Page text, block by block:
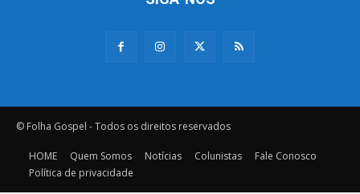
© Folha Gospel - Todos os direitos reservados
HOME Quem Somos Notícias Colunistas
Fale Conosco
Política de privacidade